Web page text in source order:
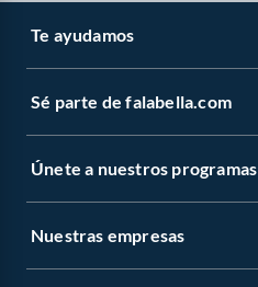
Te ayudamos
Sé parte de falabella.com
Únete a nuestros programas
Nuestras empresas